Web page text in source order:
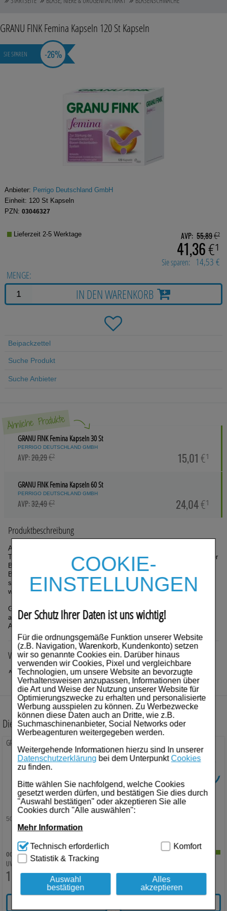
COOKIE-
EINSTELLUNGEN
Der Schutz Ihrer Daten ist uns wichtig!
Für die ordnungsgemäße Funktion unserer Website
(z.B. Navigation, Warenkorb, Kundenkonto) setzen
wir so genannte Cookies ein. Darüber hinaus
verwenden wir Cookies, Pixel und vergleichbare
Technologien, um unsere Website an bevorzugte
Verhaltensweisen anzupassen, Informationen über
die Art und Weise der Nutzung unserer Website für
Optimierungszwecke zu erhalten und personalisierte
Werbung ausspielen zu können. Zu Werbezwecke
können diese Daten auch an Dritte, wie z.B.
Suchmaschinenanbieter, Social Networks oder
Werbeagenturen weitergegeben werden.
Weitergehende Informationen hierzu sind In unserer
Datenschutzerklärung bei dem Unterpunkt Cookies
zu finden.
Bitte wählen Sie nachfolgend, welche Cookies
gesetzt werden dürfen, und bestätigen Sie dies durch
"Auswahl bestätigen" oder akzeptieren Sie alle
Cookies durch "Alle auswählen":
Mehr Information
Technisch Notwendig:Hierbei handelt es sich um
Cookies, die für die Grundfunktionen unserer
Website notwendig sind (z.B. Navigation, Warenkorb,
werden kann.
Komfort:Diese Cookies werden genutzt um das
Technisch erforderlich
Komfort
Statistik & Tracking
Auswahl
bestätigen
Alles
akzeptieren
Blase, Niere & Urogenitaltrakt
Diabetes
Haut, Haare & Nägel
Herz, Kreislauf & Gefäße
Magen/Darm & Leber/Galle
Für Kinder
Für Ihn
Für Sie
Homöopathie, Schüsslersalze & Bachblüten Original
Raucherentwöhnung
Körperpflege
Tablettenspender & Tablettenteiler
Bonbons
Tee
GRANU FINK Femina Kapseln 120 StKapseln
Anbieter: Perrigo Deutschland GmbH
Einheit: 120 StKapseln
PZN: 03046327
AVP: 55,89€²
41,36€¹
Sie sparen: 14,53 €
SIE SPAREN -26%
Lieferzeit 2-5 Werktage
MENGE:
IN DEN WARENKORB
Beipackzettel
Suche Produkt
Suche Anbieter
Ähnliche Produkte
GRANU FINK Femina Kapseln30 St
PERRIGO DEUTSCHLAND GMBH
AVP:20,29€² 15,01€¹
GRANU FINK Femina Kapseln60 St
PERRIGO DEUTSCHLAND GMBH
AVP:32,49€² 24,04€¹
Produktbeschreibung
Anwendungsgebiete:
Traditionelles Arzneimittel angewendet zur Stärkung oder Kräftigung der
Blasen-funktion bei Blasenschwäche und zur Linderung von
Blasenbeschwerden durch hyperaktive Blase (Reizblase), nachdem
schwerwiegende Erkrankungen durch einen Arzt ausgeschlossen
wurden.
GRANU FINK® femina ist ein traditionelles Arzneimittel, das
ausschließlich auf Grund langjähriger Anwendung für das
Anwendungsgebiet registriert ist.
Wirkstoff
Andere Urologika
Diese Artikel könnten Sie auch interessieren:
GRANU FINK Blase Hartkapseln
50
00266608
UVP: 25,19€³
19,90€¹ 19,08€¹